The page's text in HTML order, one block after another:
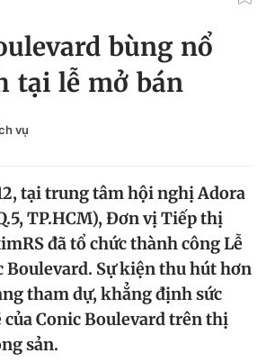
Tin 360
Magazine
bùng nổ
tại lễ mở bán
vụ
tại trung tâm hội nghị Adora
TP.HCM), Đơn vị Tiếp thị
đã tổ chức thành công Lễ
Boulevard. Sự kiện thu hút hơn
tham dự, khẳng định sức
Conic Boulevard trên thị
sản.